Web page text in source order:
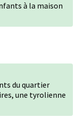
à la maison
du quartier
une tyrolienne